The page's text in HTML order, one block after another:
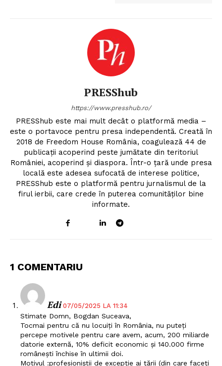
PRESShub
https://www.presshub.ro/
PRESShub este mai mult decât o platformă media –
este o portavoce pentru presa independentă. Creată în
2018 de Freedom House România, coagulează 44 de
publicații acoperind peste jumătate din teritoriul
României, acoperind și diaspora. Într-o țară unde presa
locală este adesea sufocată de interese politice,
PRESShub este o platformă pentru jurnalismul de la
firul ierbii, care crede în puterea comunităților bine
informate.
1 COMENTARIU
Edi 07/05/2025 LA 11:34
Stimate Domn, Bogdan Suceava,
Tocmai pentru că nu locuiți în România, nu puteți
percepe motivele pentru care avem, acum, 200 miliarde
datorie externă, 10% deficit economic și 140.000 firme
românești închise în ultimii doi.
Motivul :profesioniștii de excepție ai țării (din care faceți